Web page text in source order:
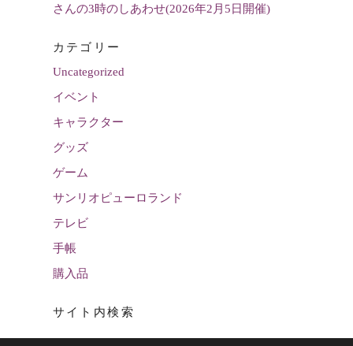
さんの3時のしあわせ(2026年2月5日開催)
カテゴリー
Uncategorized
イベント
キャラクター
グッズ
ゲーム
サンリオピューロランド
テレビ
手帳
購入品
サイト内検索